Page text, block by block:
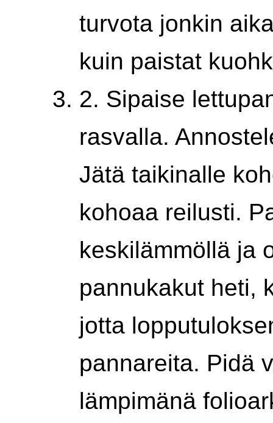
turvota jonkin
kuin paistat
2. Sipaise
rasvalla.
Jätä taikinalle
kohoaa reilusti.
keskilämmöllä ja
pannukakut heti,
jotta
pannareita. Pidä
lämpimänä